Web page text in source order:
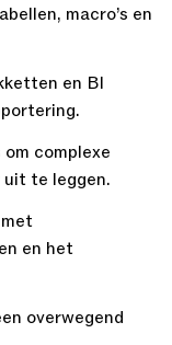
macro’s en
en BI
complexe
uit te leggen.
en het
overwegend